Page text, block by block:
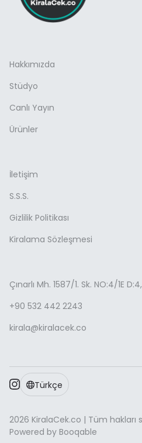
Hakkımızda
Stüdyo
Canlı Yayın
Ürünler
İletişim
S.S.S.
Gizlilik Politikası
Kiralama Sözleşmesi
Çınarlı Mh. 1587/1. Sk. NO:4/1E
+90 532 442 2243
kirala@kiralacek.co
2026 KiralaCek.co | Tüm hakları
Powered by Booqable
Türkçe